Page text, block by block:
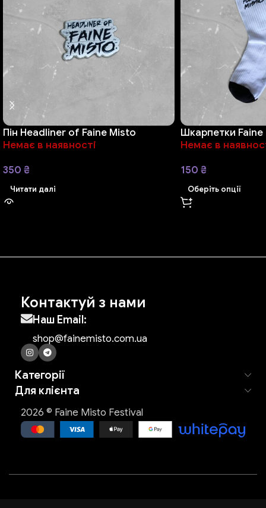
Пін Headliner of Faine Misto
Немає в наявності
350 ₴
Читати далі
Шкарпетки
Немає в
150 ₴
Оберіть опції
Контактуй з нами
Наш Email:
shop@fainemisto.com.ua
Категорії
Для клієнта
2026 © Faine Misto Festival